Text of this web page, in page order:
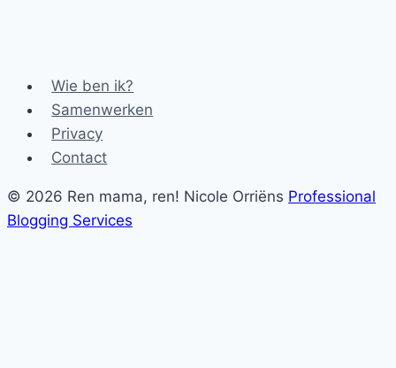
Wie ben ik?
Samenwerken
Privacy
Contact
© 2026 Ren mama, ren! Nicole Orriëns Professional
Blogging Services